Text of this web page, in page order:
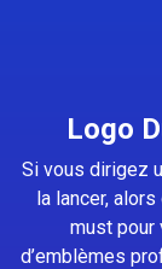
Logo
Si vous dirigez
la lancer,
must pour
d’emblèmes